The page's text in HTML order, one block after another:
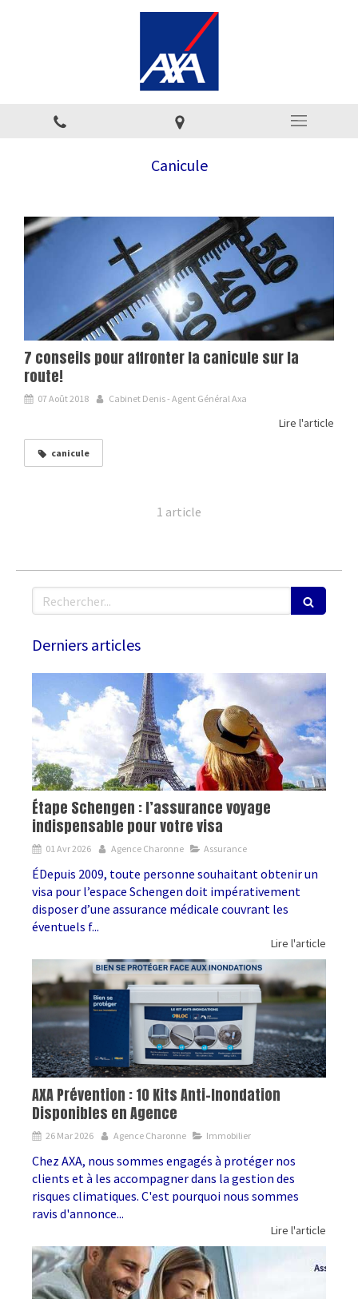
Canicule
7 conseils pour affronter la canicule sur la
route!
07 Août 2018 Cabinet Denis - Agent Général Axa
Lire l'article
canicule
1 article
Rechercher
Derniers articles
Étape Schengen : l’assurance voyage
indispensable pour votre visa
01 Avr 2026 Agence Charonne Assurance
ÉDepuis 2009, toute personne souhaitant obtenir un
visa pour l’espace Schengen doit impérativement
disposer d’une assurance médicale couvrant les
éventuels f...
Lire l'article
AXA Prévention : 10 Kits Anti-Inondation
Disponibles en Agence
26 Mar 2026 Agence Charonne Immobilier
Chez AXA, nous sommes engagés à protéger nos
clients et à les accompagner dans la gestion des
risques climatiques. C'est pourquoi nous sommes
ravis d'annonce...
Lire l'article